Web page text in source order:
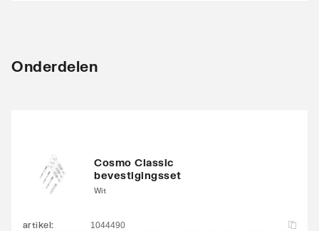
Onderdelen
Cosmo Classic
bevestigingsset
Wit
artikel: 1044490